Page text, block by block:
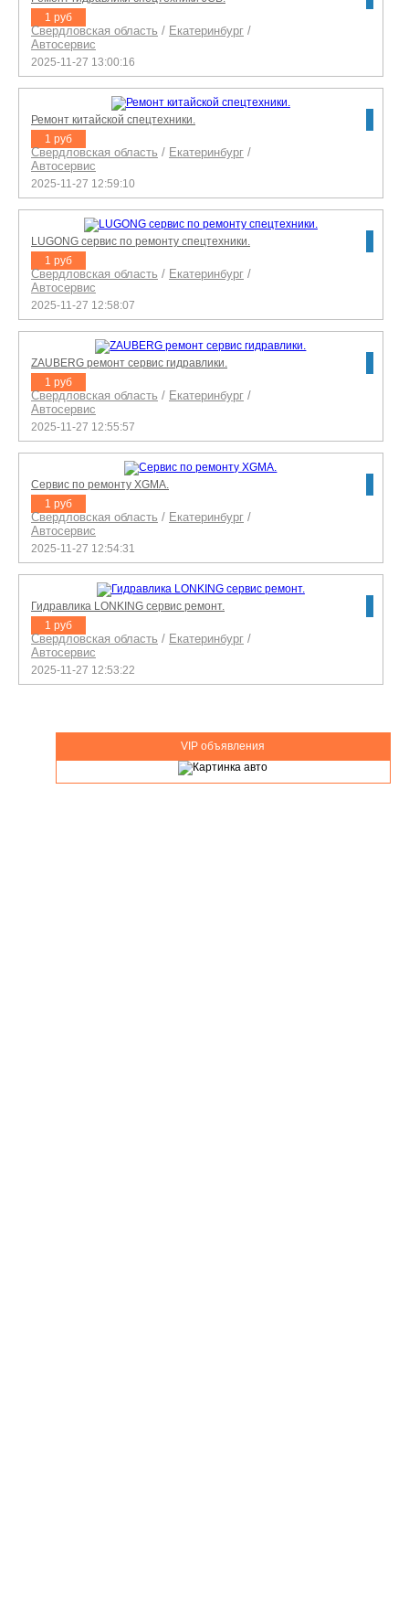
1 руб
Свердловская область / Екатеринбург /
Автосервис
2025-11-27 13:00:16
Ремонт китайской спецтехники.
1 руб
Свердловская область / Екатеринбург /
Автосервис
2025-11-27 12:59:10
LUGONG сервис по ремонту спецтехники.
1 руб
Свердловская область / Екатеринбург /
Автосервис
2025-11-27 12:58:07
ZAUBERG ремонт сервис гидравлики.
1 руб
Свердловская область / Екатеринбург /
Автосервис
2025-11-27 12:55:57
Сервис по ремонту XGMA.
1 руб
Свердловская область / Екатеринбург /
Автосервис
2025-11-27 12:54:31
Гидравлика LONKING сервис ремонт.
1 руб
Свердловская область / Екатеринбург /
Автосервис
2025-11-27 12:53:22
VIP объявления